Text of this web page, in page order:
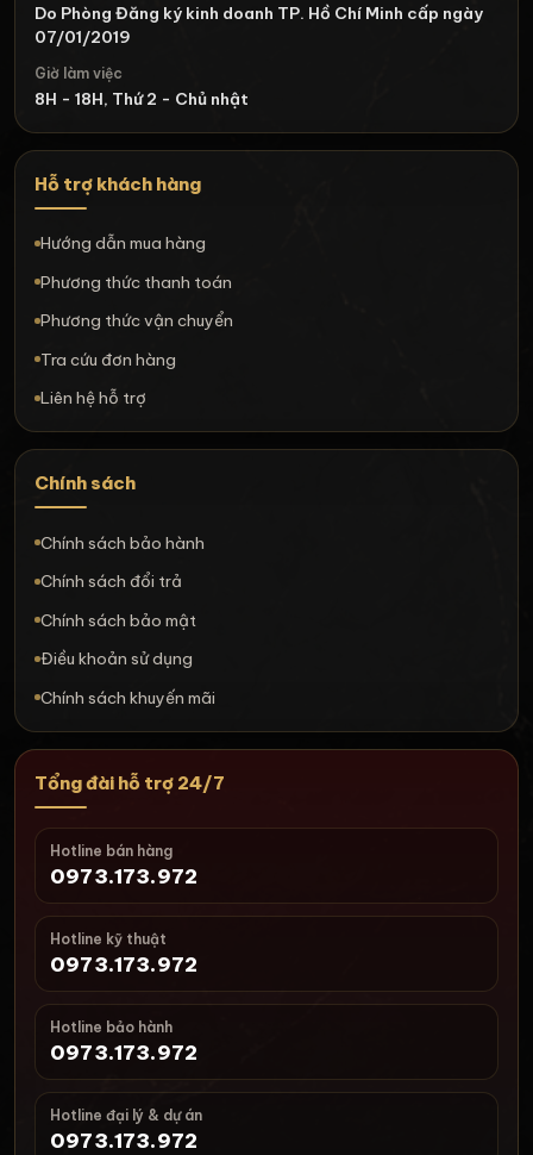
Do Phòng Đăng ký kinh doanh TP. Hồ Chí Minh cấp ngày
07/01/2019
Giờ làm việc
8H - 18H, Thứ 2 - Chủ nhật
Hỗ trợ khách hàng
Hướng dẫn mua hàng
Phương thức thanh toán
Phương thức vận chuyển
Tra cứu đơn hàng
Liên hệ hỗ trợ
Chính sách
Chính sách bảo hành
Chính sách đổi trả
Chính sách bảo mật
Điều khoản sử dụng
Chính sách khuyến mãi
Tổng đài hỗ trợ 24/7
Hotline bán hàng
0973.173.972
Hotline kỹ thuật
0973.173.972
Hotline bảo hành
0973.173.972
Hotline đại lý & dự án
0973.173.972